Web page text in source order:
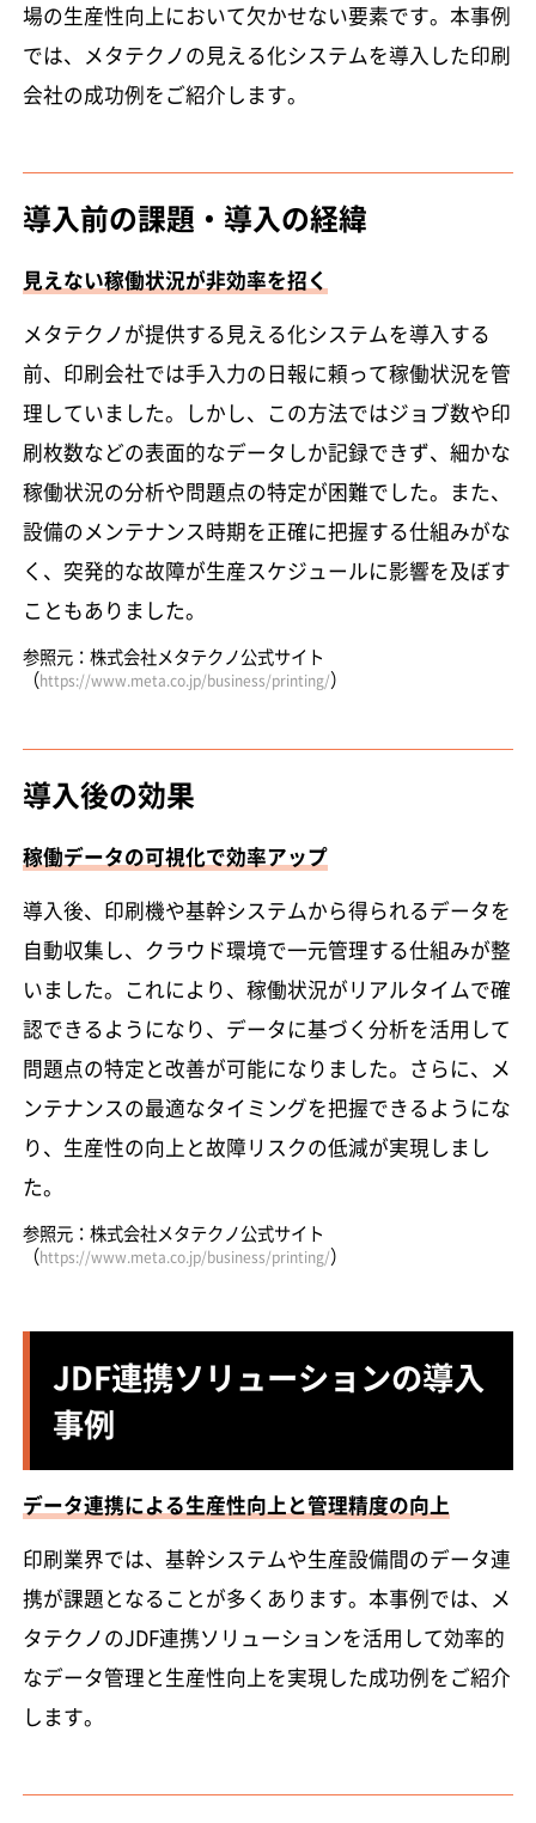
場の生産性向上において欠かせない要素です。本事例
では、メタテクノの見える化システムを導入した印刷
会社の成功例をご紹介します。
導入前の課題・導入の経緯
見えない稼働状況が非効率を招く
メタテクノが提供する見える化システムを導入する
前、印刷会社では手入力の日報に頼って稼働状況を管
理していました。しかし、この方法ではジョブ数や印
刷枚数などの表面的なデータしか記録できず、細かな
稼働状況の分析や問題点の特定が困難でした。また、
設備のメンテナンス時期を正確に把握する仕組みがな
く、突発的な故障が生産スケジュールに影響を及ぼす
こともありました。
参照元：株式会社メタテクノ公式サイト
（https://www.meta.co.jp/business/printing/）
導入後の効果
稼働データの可視化で効率アップ
導入後、印刷機や基幹システムから得られるデータを
自動収集し、クラウド環境で一元管理する仕組みが整
いました。これにより、稼働状況がリアルタイムで確
認できるようになり、データに基づく分析を活用して
問題点の特定と改善が可能になりました。さらに、メ
ンテナンスの最適なタイミングを把握できるようにな
り、生産性の向上と故障リスクの低減が実現しまし
た。
参照元：株式会社メタテクノ公式サイト
（https://www.meta.co.jp/business/printing/）
JDF連携ソリューションの導入
事例
データ連携による生産性向上と管理精度の向上
印刷業界では、基幹システムや生産設備間のデータ連
携が課題となることが多くあります。本事例では、メ
タテクノのJDF連携ソリューションを活用して効率的
なデータ管理と生産性向上を実現した成功例をご紹介
します。